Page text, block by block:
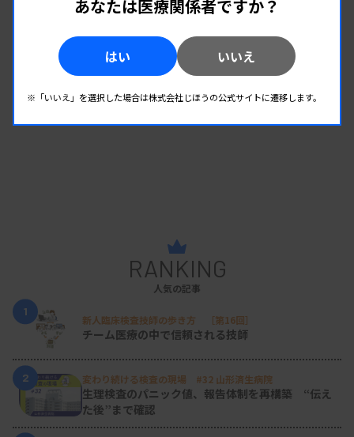
RANKING
人気の記事
1
新人臨床検査技師の歩き方 ［第16回］
チーム医療の中で信頼される技師
2 変わり続ける検査の現場 #32 山形済生病院
生理検査のパニック値、報告体制を再構築 “伝え
た後”まで確認
あなたは医療関係者ですか？
はい いいえ
※「いいえ」を選択した場合は株式会社じほうの公式サイトに遷移します。